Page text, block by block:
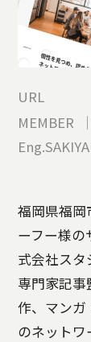
URL
MEMBER
福岡県福岡
ーフー様
式会社スタ
専門家記
作、マンガ
のネット